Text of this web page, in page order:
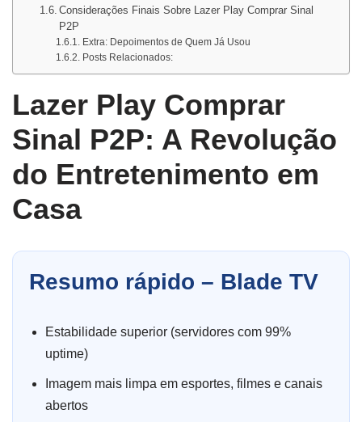
Considerações Finais Sobre Lazer Play Comprar Sinal
P2P
Extra: Depoimentos de Quem Já Usou
Posts Relacionados:
Lazer Play Comprar
Sinal P2P: A Revolução
do Entretenimento em
Casa
Resumo rápido – Blade TV
Estabilidade superior (servidores com 99%
uptime)
Imagem mais limpa em esportes, filmes e canais
abertos